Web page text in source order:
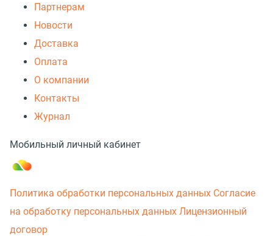
Партнерам
Новости
Доставка
Оплата
О компании
Контакты
Журнал
Мобильный личный кабинет
Политика обработки персональных данных Согласие
на обработку персональных данных Лицензионный
договор